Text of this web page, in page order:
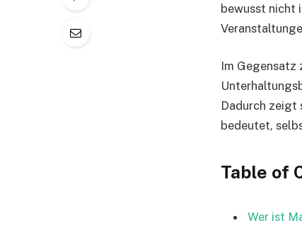
bewusst nicht
Im Gegensatz
Dadurch zeigt
bedeutet,
Table of
Wer ist